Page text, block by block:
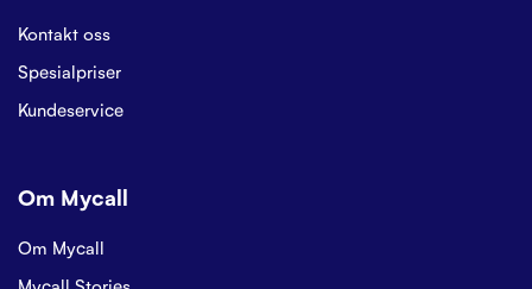
Kontakt oss
Spesialpriser
Kundeservice
Om Mycall
Om Mycall